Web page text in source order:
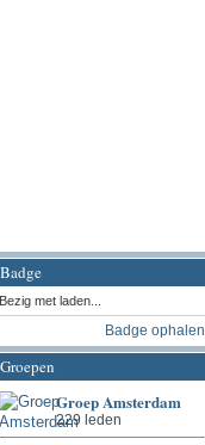
Badge
Bezig met laden...
Badge ophalen
Groepen
Groep Amsterdam
229 leden